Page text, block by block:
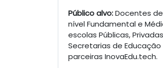
Público alvo:Docentes de
nível Fundamental e
escolas Públicas,
Secretarias de Educação
parceiras InovaEdu.tech.